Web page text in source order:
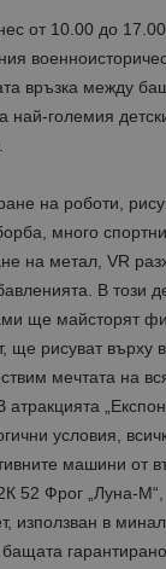
от 10.00 до
връзка между
най-големия
на роботи,
много
на метал, VR
В този
ще майсторят
ще рисуват
мечтата на
атракцията
условия,
машини от
52 Фрог „Луна-
използван в